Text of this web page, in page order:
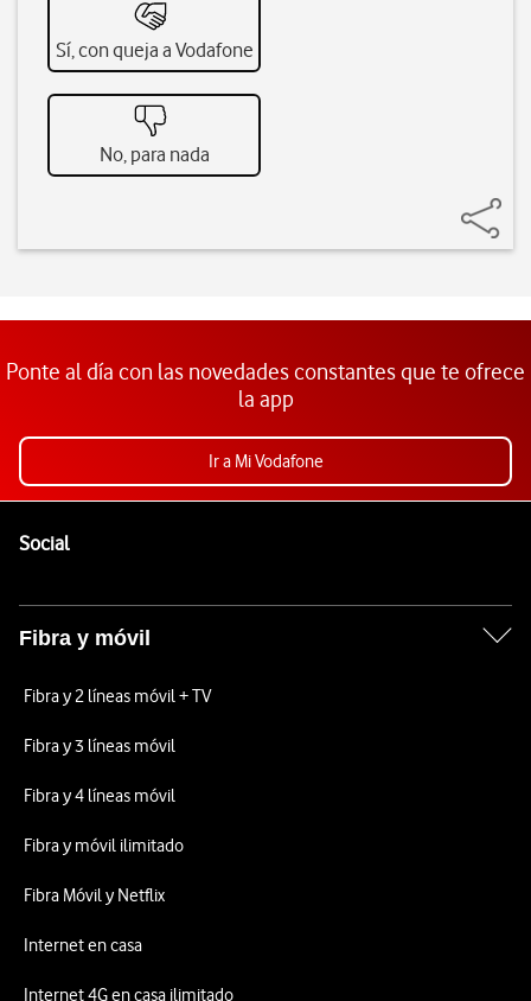
Sí, con queja a Vodafone
No, para nada
Ponte al día con las novedades constantes que te ofrece
la app
Ir a Mi Vodafone
SocialEnlaces a las redes sociales de Vodafone
Fibra y móvil
Fibra y 2 líneas móvil + TV
Fibra y 3 líneas móvil
Fibra y 4 líneas móvil
Fibra y móvil ilimitado
Fibra Móvil y Netflix
Internet en casa
Internet 4G en casa ilimitado